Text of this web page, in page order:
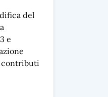
del
e
contributi